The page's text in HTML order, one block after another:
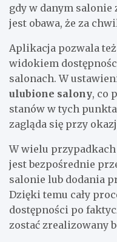
gdy w danym salonie
jest obawa, że za
Aplikacja pozwala
widokiem
salonach. W
ulubione salony, co
stanów w tych
zagląda się przy
W wielu
jest bezpośrednie
salonie lub dodania
Dzięki temu cały
dostępności po
zostać zrealizowany